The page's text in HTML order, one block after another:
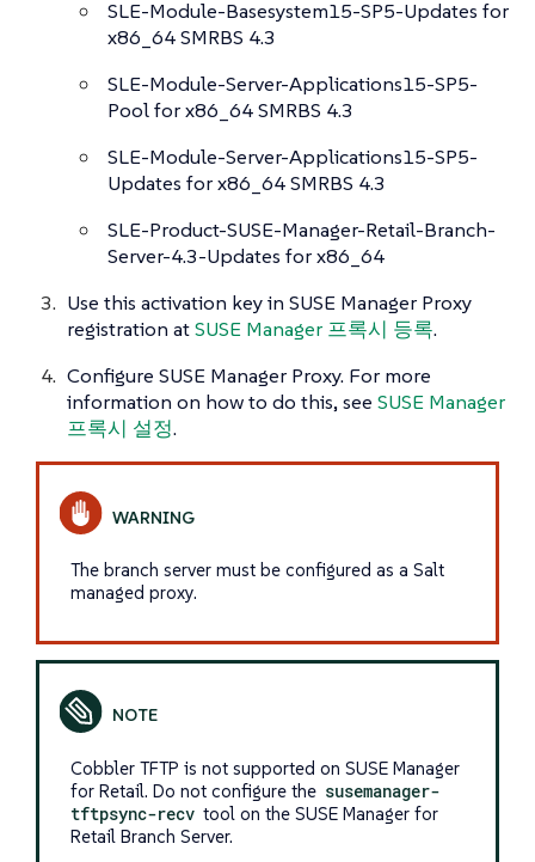
SLE-Module-Basesystem15-SP5-Updates for
x86_64 SMRBS 4.3
SLE-Module-Server-Applications15-SP5-
Pool for x86_64 SMRBS 4.3
SLE-Module-Server-Applications15-SP5-
Updates for x86_64 SMRBS 4.3
SLE-Product-SUSE-Manager-Retail-Branch-
Server-4.3-Updates for x86_64
Use this activation key in SUSE Manager Proxy
registration atSUSE Manager 프록시 등록.
Configure SUSE Manager Proxy. For more
information on how to do this, see SUSE Manager
프록시 설정.
The branch server must be configured as a Salt
managed proxy.
Cobbler TFTP is not supported on SUSE Manager
for Retail. Do not configure the susemanager-
tftpsync-recv tool on the SUSE Manager for
Retail Branch Server.